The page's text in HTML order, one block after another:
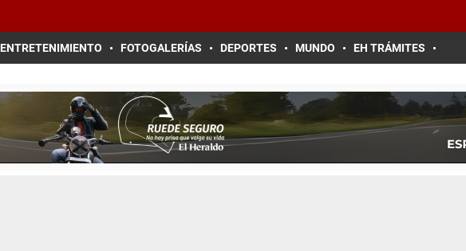
ENTRETENIMIENTO FOTOGALERÍAS DEPORTES MUNDO EH TRÁMITES